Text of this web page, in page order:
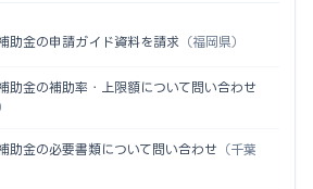
助金の申請ガイド資料を請求 （福岡県）
助金の補助率・上限額について問い合わせ
助金の必要書類について問い合わせ （千葉